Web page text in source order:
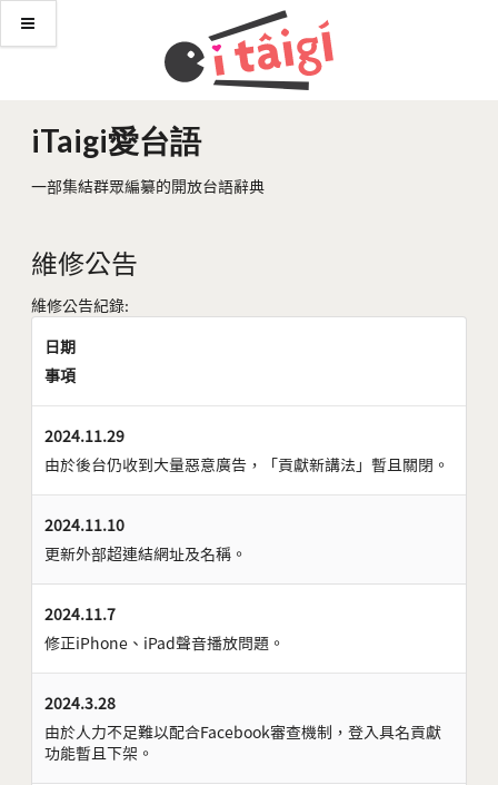
iTaigi愛台語
一部集結群眾編纂的開放台語辭典
維修公告
維修公告紀錄:
日期
事項
2024.11.29
由於後台仍收到大量惡意廣告，「貢獻新講法」暫且關閉。
2024.11.10
更新外部超連結網址及名稱。
2024.11.7
修正iPhone、iPad聲音播放問題。
2024.3.28
由於人力不足難以配合Facebook審查機制，登入具名貢獻
功能暫且下架。